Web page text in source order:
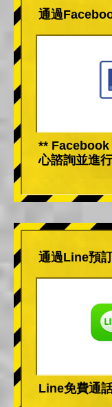
通過
** Facebook
心諮詢並進
通過Line預
Line免費通